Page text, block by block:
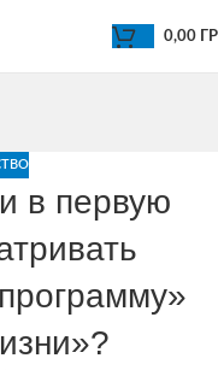
0,00
в первую